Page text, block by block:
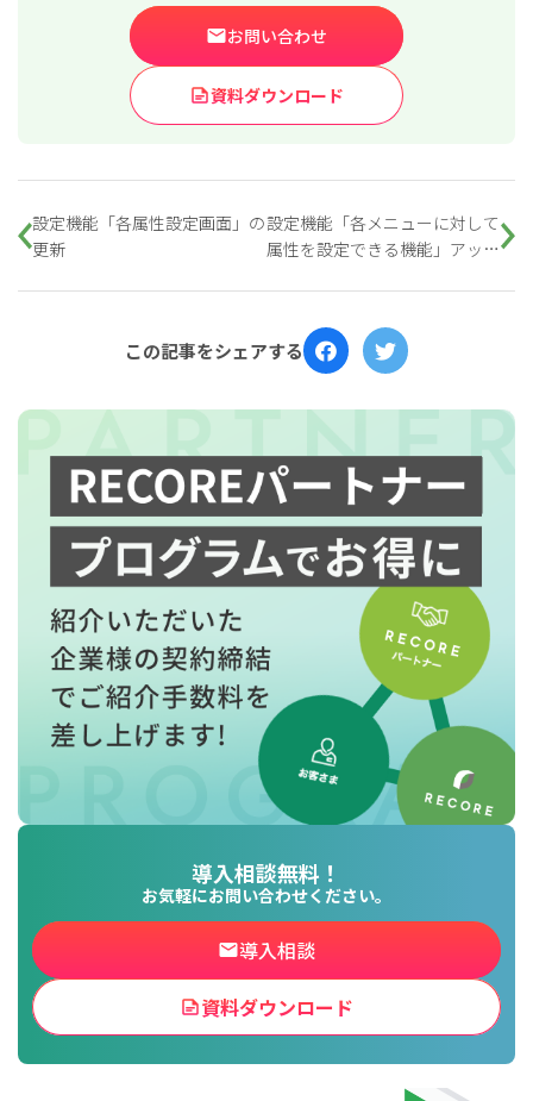
お問い合わせ
資料ダウンロード
設定機能「各属性設定画面」の
更新
設定機能「各メニューに対して
属性を設定できる機能」アップ
この記事をシェアする
導入相談無料！
お気軽にお問い合わせください。
導入相談
資料ダウンロード
小売業の方向けサービス
資料ダウンロードの一覧へ
小売業の方向けサービス
お問い合わせフォームへ